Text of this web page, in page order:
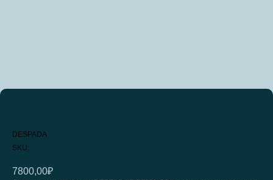
DESPADA
SKU:
7800,00₽